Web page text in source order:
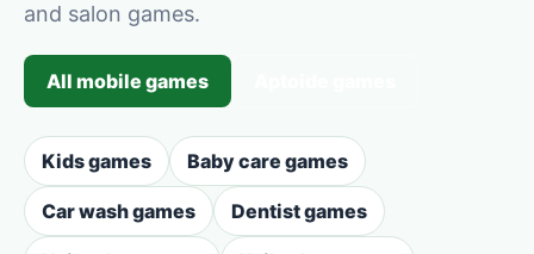
and salon games.
All mobile games
Kids games Baby care games
Car wash games Dentist games